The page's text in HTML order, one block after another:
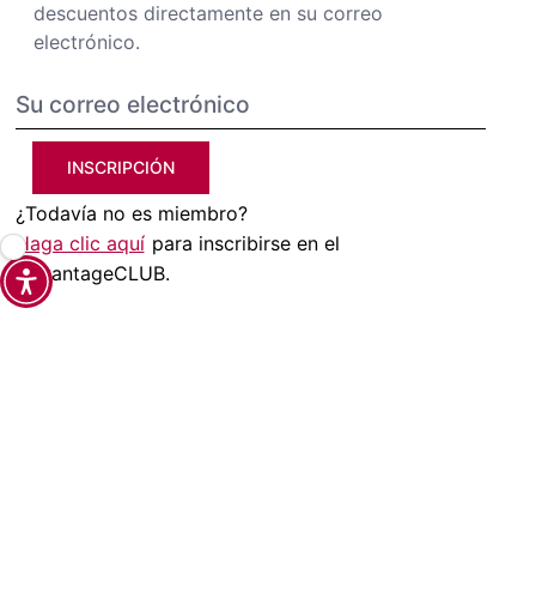
descuentos directamente en su correo
electrónico.
INSCRIPCIÓN
¿Todavía no es miembro?
Haga clic aquí para inscribirse en el
AdvantageCLUB.